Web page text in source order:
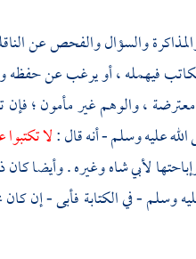
والسؤال والفحص عن
فيهمله ، أو يرغب عن حفظه
، والوهم غير مأمون ؛ فإن
عليه وسلم - أنه قال :لا
لأبي شاهوغيره . وأيضا كان
وسلم - في الكتابة فأبى - إن